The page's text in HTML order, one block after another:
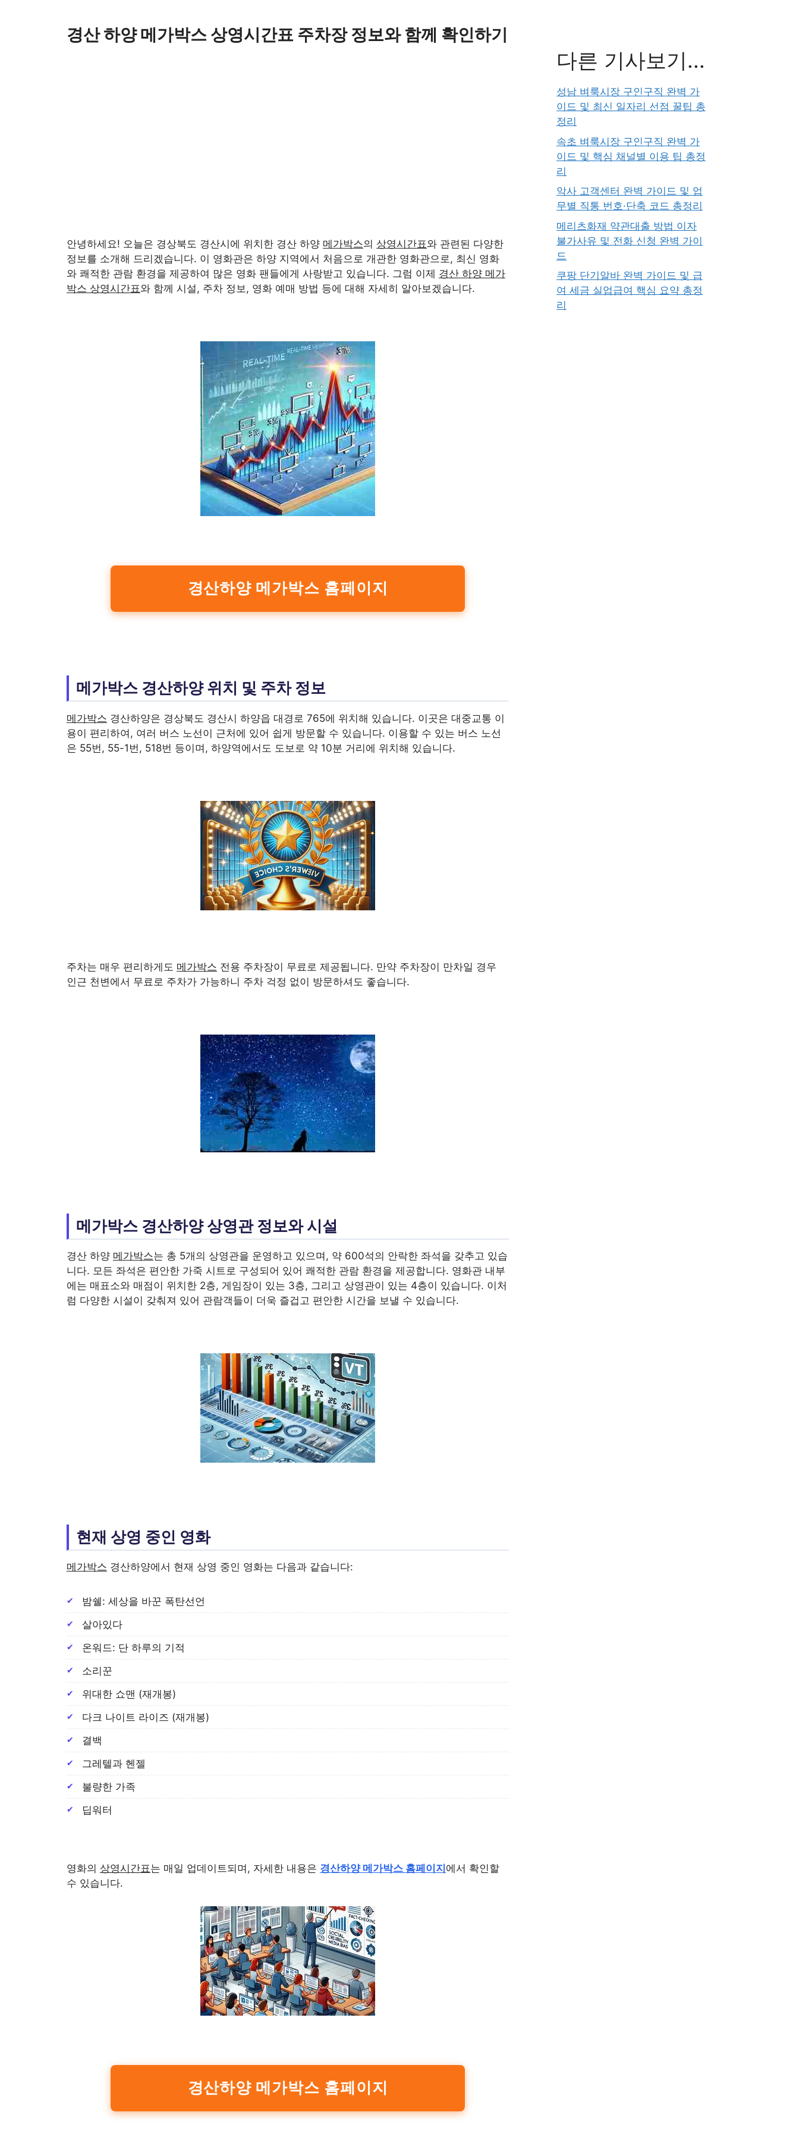
경산 하양 메가박스 상영시간표 주차장 정보와 함께 확인하기
안녕하세요! 오늘은 경상북도 경산시에 위치한 경산 하양 메가박스의 상영시간표와 관련된 다양한
정보를 소개해 드리겠습니다. 이 영화관은 하양 지역에서 처음으로 개관한 영화관으로, 최신 영화
와 쾌적한 관람 환경을 제공하여 많은 영화 팬들에게 사랑받고 있습니다. 그럼 이제 경산 하양 메가
박스 상영시간표와 함께 시설, 주차 정보, 영화 예매 방법 등에 대해 자세히 알아보겠습니다.
경산하양 메가박스 홈페이지
메가박스 경산하양 위치 및 주차 정보
메가박스 경산하양은 경상북도 경산시 하양읍 대경로 765에 위치해 있습니다. 이곳은 대중교통 이
용이 편리하여, 여러 버스 노선이 근처에 있어 쉽게 방문할 수 있습니다. 이용할 수 있는 버스 노선
은 55번, 55-1번, 518번 등이며, 하양역에서도 도보로 약 10분 거리에 위치해 있습니다.
주차는 매우 편리하게도 메가박스 전용 주차장이 무료로 제공됩니다. 만약 주차장이 만차일 경우
인근 천변에서 무료로 주차가 가능하니 주차 걱정 없이 방문하셔도 좋습니다.
메가박스 경산하양 상영관 정보와 시설
경산 하양 메가박스는 총 5개의 상영관을 운영하고 있으며, 약 600석의 안락한 좌석을 갖추고 있습
니다. 모든 좌석은 편안한 가죽 시트로 구성되어 있어 쾌적한 관람 환경을 제공합니다. 영화관 내부
에는 매표소와 매점이 위치한 2층, 게임장이 있는 3층, 그리고 상영관이 있는 4층이 있습니다. 이처
럼 다양한 시설이 갖춰져 있어 관람객들이 더욱 즐겁고 편안한 시간을 보낼 수 있습니다.
현재 상영 중인 영화
메가박스 경산하양에서 현재 상영 중인 영화는 다음과 같습니다:
밤쉘: 세상을 바꾼 폭탄선언
살아있다
온워드: 단 하루의 기적
소리꾼
위대한 쇼맨 (재개봉)
다크 나이트 라이즈 (재개봉)
결백
그레텔과 헨젤
불량한 가족
딥워터
영화의 상영시간표는 매일 업데이트되며, 자세한 내용은 경산하양 메가박스 홈페이지 에서 확인할
수 있습니다.
경산하양 메가박스 홈페이지
다른 기사보기...
성남 벼룩시장 구인구직 완벽 가
이드 및 최신 일자리 선점 꿀팁 총
정리
속초 벼룩시장 구인구직 완벽 가
이드 및 핵심 채널별 이용 팁 총정
리
악사 고객센터 완벽 가이드 및 업
무별 직통 번호·단축 코드 총정리
메리츠화재 약관대출 방법 이자
불가사유 및 전화 신청 완벽 가이
드
쿠팡 단기알바 완벽 가이드 및 급
여 세금 실업급여 핵심 요약 총정
리